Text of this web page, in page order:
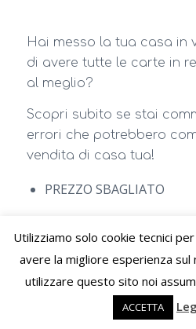
Hai messo la tua casa in
di avere tutte le carte in
al meglio?
Scopri subito se stai
errori che potrebbero
vendita di casa tua!
PREZZO SBAGLIATO
vedere con i ricordi e le
prezzo è deciso dal
purtroppo devi accettare
sono calati rispetto a
Utilizziamo solo cookie tecnici
avere la migliore esperienza sul
utilizzare questo sito noi
ACCETTA